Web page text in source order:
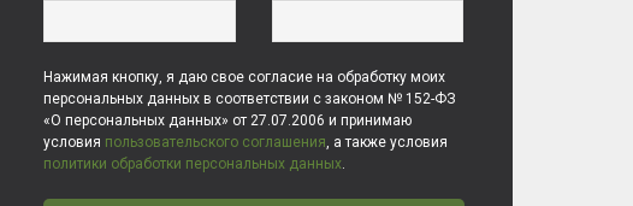
Нажимая кнопку, я даю свое согласие на обработку моих
персональных данных в соответствии с законом № 152-ФЗ
«О персональных данных» от 27.07.2006 и принимаю
условия пользовательского соглашения, а также условия
политики обработки персональных данных.